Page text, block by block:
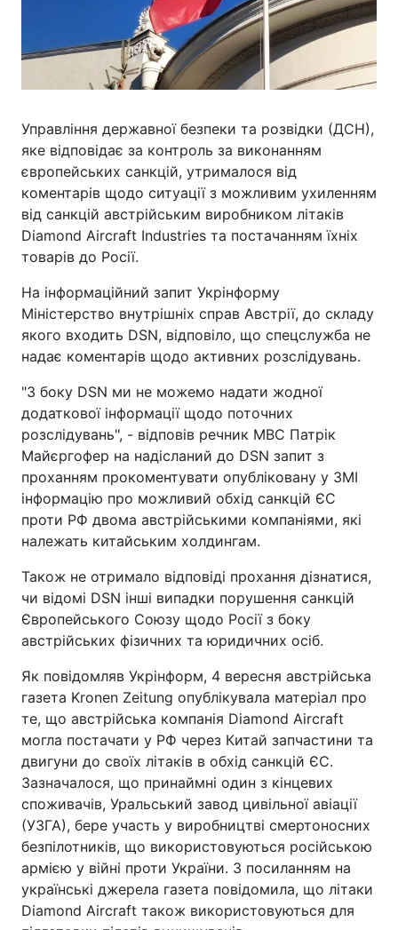
Управління державної безпеки та розвідки (ДСН),
яке відповідає за контроль за виконанням
європейських санкцій, утрималося від
коментарів щодо ситуації з можливим ухиленням
від санкцій австрійським виробником літаків
Diamond Aircraft Industries та постачанням їхніх
товарів до Росії.
На інформаційний запит Укрінформу
Міністерство внутрішніх справ Австрії, до складу
якого входить DSN, відповіло, що спецслужба не
надає коментарів щодо активних розслідувань.
"З боку DSN ми не можемо надати жодної
додаткової інформації щодо поточних
розслідувань", - відповів речник МВС Патрік
Майєргофер на надісланий до DSN запит з
проханням прокоментувати опубліковану у ЗМІ
інформацію про можливий обхід санкцій ЄС
проти РФ двома австрійськими компаніями, які
належать китайським холдингам.
Також не отримало відповіді прохання дізнатися,
чи відомі DSN інші випадки порушення санкцій
Європейського Союзу щодо Росії з боку
австрійських фізичних та юридичних осіб.
Як повідомляв Укрінформ, 4 вересня австрійська
газета Kronen Zeitung опублікувала матеріал про
те, що австрійська компанія Diamond Aircraft
могла постачати у РФ через Китай запчастини та
двигуни до своїх літаків в обхід санкцій ЄС.
Зазначалося, що принаймні один з кінцевих
споживачів, Уральський завод цивільної авіації
(УЗГА), бере участь у виробництві смертоносних
безпілотників, що використовуються російською
армією у війні проти України. З посиланням на
українські джерела газета повідомила, що літаки
Diamond Aircraft також використовуються для